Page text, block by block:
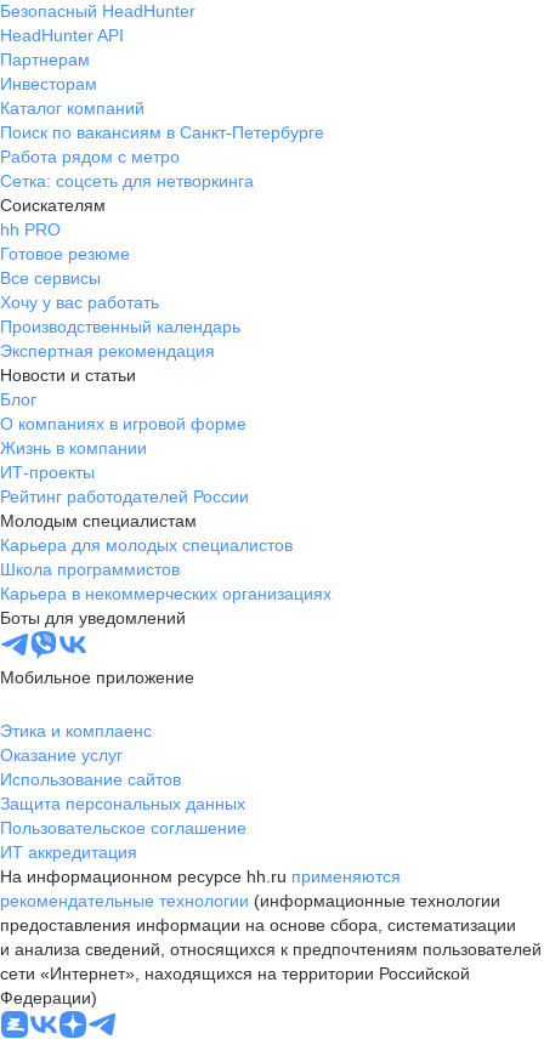
Безопасный HeadHunter
HeadHunter API
Партнерам
Инвесторам
Каталог компаний
Поиск по вакансиям в Санкт-Петербурге
Работа рядом с метро
Сетка: соцсеть для нетворкинга
Соискателям
hh PRO
Готовое резюме
Все сервисы
Хочу у вас работать
Производственный календарь
Экспертная рекомендация
Новости и статьи
Блог
О компаниях в игровой форме
Жизнь в компании
ИТ-проекты
Рейтинг работодателей России
Молодым специалистам
Карьера для молодых специалистов
Школа программистов
Карьера в некоммерческих организациях
Боты для уведомлений
Мобильное приложение
Этика и комплаенс
Оказание услуг
Использование сайтов
Защита персональных данных
Пользовательское соглашение
ИТ аккредитация
На информационном ресурсе hh.ru применяются
рекомендательные технологии (информационные технологии
предоставления информации на основе сбора, систематизации
и анализа сведений, относящихся к предпочтениям пользователей
сети «Интернет», находящихся на территории Российской
Федерации)